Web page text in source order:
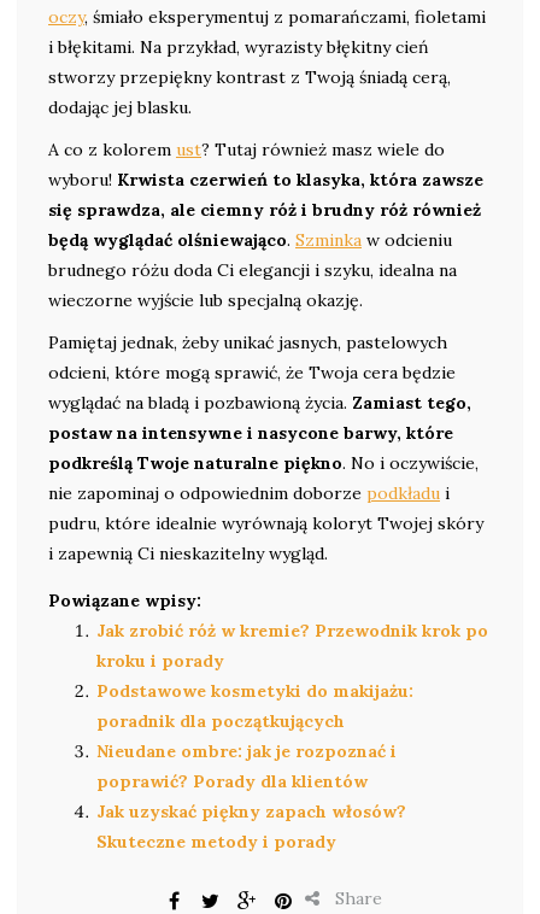
oczy, śmiało eksperymentuj z pomarańczami, fioletami
i błękitami. Na przykład, wyrazisty błękitny cień
stworzy przepiękny kontrast z Twoją śniadą cerą,
dodając jej blasku.
A co z kolorem ust? Tutaj również masz wiele do
wyboru! Krwista czerwień to klasyka, która zawsze
się sprawdza, ale ciemny róż i brudny róż również
będą wyglądać olśniewająco. Szminka w odcieniu
brudnego różu doda Ci elegancji i szyku, idealna na
wieczorne wyjście lub specjalną okazję.
Pamiętaj jednak, żeby unikać jasnych, pastelowych
odcieni, które mogą sprawić, że Twoja cera będzie
wyglądać na bladą i pozbawioną życia. Zamiast tego,
postaw na intensywne i nasycone barwy, które
podkreślą Twoje naturalne piękno. No i oczywiście,
nie zapominaj o odpowiednim doborze podkładu i
pudru, które idealnie wyrównają koloryt Twojej skóry
i zapewnią Ci nieskazitelny wygląd.
Powiązane wpisy:
Jak zrobić róż w kremie? Przewodnik krok po
kroku i porady
Podstawowe kosmetyki do makijażu:
poradnik dla początkujących
Nieudane ombre: jak je rozpoznać i
poprawić? Porady dla klientów
Jak uzyskać piękny zapach włosów?
Skuteczne metody i porady
Share